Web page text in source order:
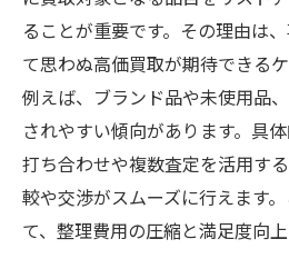
ることが重要です。その理由は
て思わぬ高価買取が期待できる
例えば、ブランド品や未使用品
されやすい傾向があります。具
打ち合わせや複数査定を活用す
較や交渉がスムーズに行えます
て、整理費用の圧縮と満足度向上